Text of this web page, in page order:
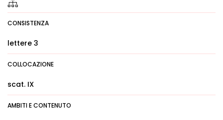
CONSISTENZA
lettere 3
COLLOCAZIONE
scat. IX
AMBITI E CONTENUTO